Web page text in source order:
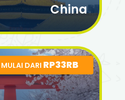
China
MULAI DARI RP33RB